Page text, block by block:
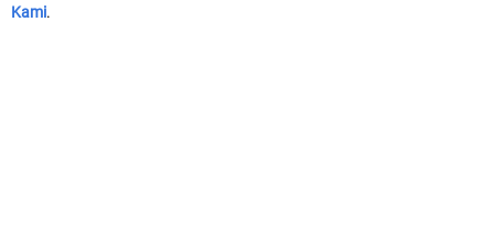
Kami.